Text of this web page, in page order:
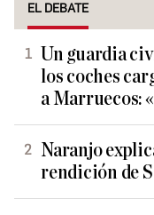
EL DEBATE
Un guardia
los coches
a Marruecos:
Naranjo
rendición de